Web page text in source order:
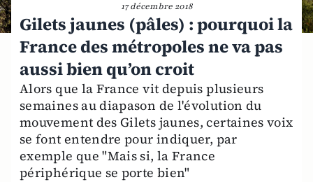
17 décembre 2018
Gilets jaunes (pâles) : pourquoi la
France des métropoles ne va pas
aussi bien qu’on croit
Alors que la France vit depuis plusieurs
semaines au diapason de l'évolution du
mouvement des Gilets jaunes, certaines voix
se font entendre pour indiquer, par
exemple que "Mais si, la France
périphérique se porte bien"